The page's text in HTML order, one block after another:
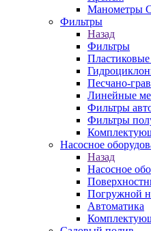
Манометры
Фильтры
Назад
Фильтры
Песчано-
Линейные
Фильтры
Фильтры
Насосное
Назад
Насосное
Погружной
Автоматика